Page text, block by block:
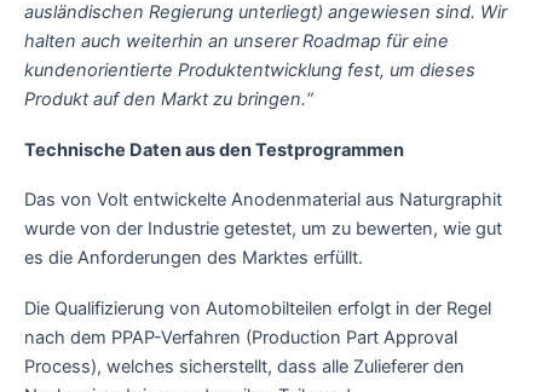
ausländischen Regierung unterliegt) angewiesen sind. Wir
halten auch weiterhin an unserer Roadmap für eine
kundenorientierte Produktentwicklung fest, um dieses
Produkt auf den Markt zu bringen.“
Technische Daten aus den Testprogrammen
Das von Volt entwickelte Anodenmaterial aus Naturgraphit
wurde von der Industrie getestet, um zu bewerten, wie gut
es die Anforderungen des Marktes erfüllt.
Die Qualifizierung von Automobilteilen erfolgt in der Regel
nach dem PPAP-Verfahren (Production Part Approval
Process), welches sicherstellt, dass alle Zulieferer den